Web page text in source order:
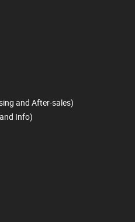
and After-sales)
Info)